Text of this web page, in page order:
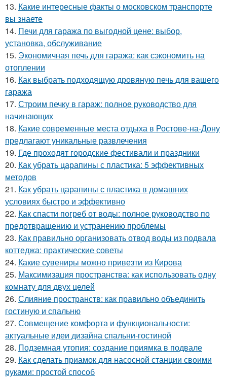
13. Какие интересные факты о московском транспорте
вы знаете
14. Печи для гаража по выгодной цене: выбор,
установка, обслуживание
15. Экономичная печь для гаража: как сэкономить на
отоплении
16. Как выбрать подходящую дровяную печь для вашего
гаража
17. Строим печку в гараж: полное руководство для
начинающих
18. Какие современные места отдыха в Ростове-на-Дону
предлагают уникальные развлечения
19. Где проходят городские фестивали и праздники
20. Как убрать царапины с пластика: 5 эффективных
методов
21. Как убрать царапины с пластика в домашних
условиях быстро и эффективно
22. Как спасти погреб от воды: полное руководство по
предотвращению и устранению проблемы
23. Как правильно организовать отвод воды из подвала
коттеджа: практические советы
24. Какие сувениры можно привезти из Кирова
25. Максимизация пространства: как использовать одну
комнату для двух целей
26. Слияние пространств: как правильно объединить
гостиную и спальню
27. Совмещение комфорта и функциональности:
актуальные идеи дизайна спальни-гостиной
28. Подземная утопия: создание приямка в подвале
29. Как сделать приамок для насосной станции своими
руками: простой способ